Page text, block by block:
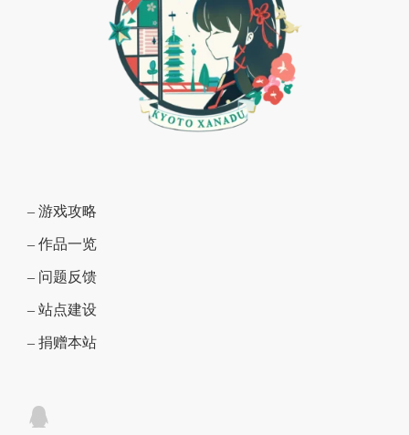
– 游戏攻略
– 作品一览
– 问题反馈
– 站点建设
– 捐赠本站